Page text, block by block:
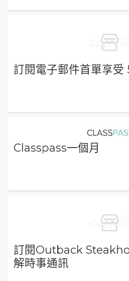
訂閱電子郵件首單享受
Classpass一個月
訂閱Outback
解時事通訊